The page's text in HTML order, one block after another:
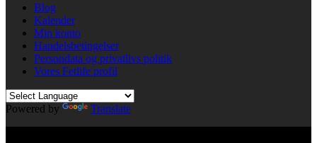
Blog
Kalender
Min konto
Handelsbetingelser
Persondata og privatlivs politik
Vores Fetlife profil
Powered by
Translate